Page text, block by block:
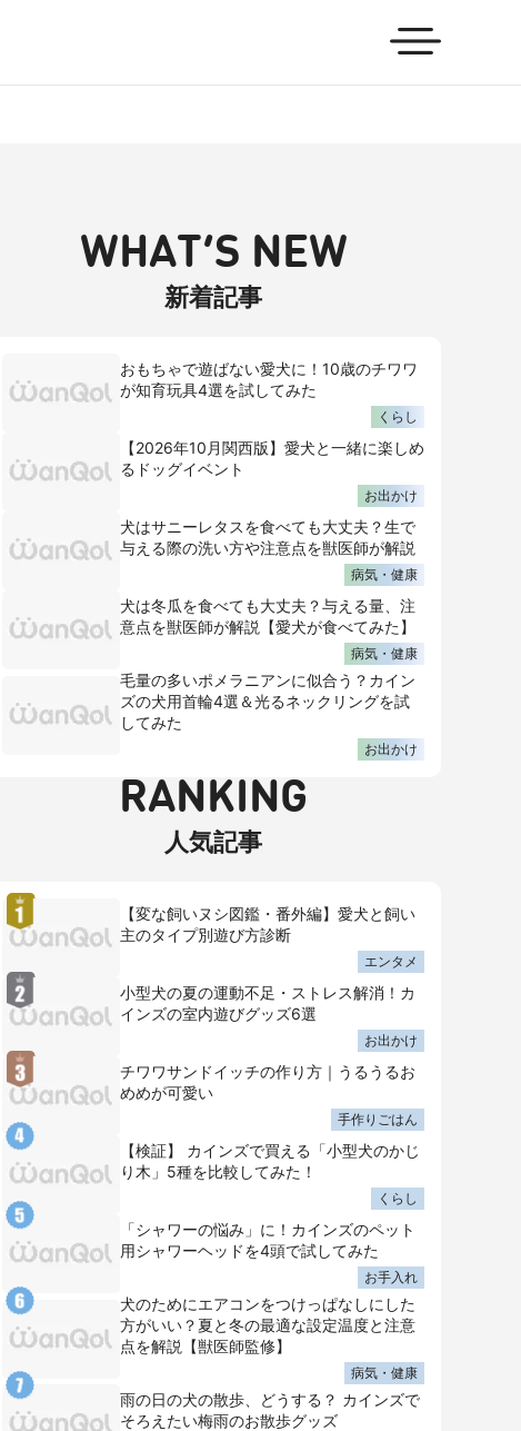
WHAT’S NEW
新着記事
おもちゃで遊ばない愛犬に！10歳のチワワ
が知育玩具4選を試してみた
くらし
【2026年10月関西版】愛犬と一緒に楽しめ
るドッグイベント
お出かけ
犬はサニーレタスを食べても大丈夫？生で
与える際の洗い方や注意点を獣医師が解説
病気・健康
犬は冬瓜を食べても大丈夫？与える量、注
意点を獣医師が解説【愛犬が食べてみた】
病気・健康
毛量の多いポメラニアンに似合う？カイン
ズの犬用首輪4選＆光るネックリングを試
してみた
お出かけ
RANKING
人気記事
【変な飼いヌシ図鑑・番外編】愛犬と飼い
主のタイプ別遊び方診断
エンタメ
小型犬の夏の運動不足・ストレス解消！カ
インズの室内遊びグッズ6選
お出かけ
チワワサンドイッチの作り方｜うるうるお
めめが可愛い
手作りごはん
【検証】 カインズで買える「小型犬のかじ
り木」5種を比較してみた！
くらし
「シャワーの悩み」に！カインズのペット
用シャワーヘッドを4頭で試してみた
お手入れ
犬のためにエアコンをつけっぱなしにした
方がいい？夏と冬の最適な設定温度と注意
点を解説【獣医師監修】
病気・健康
雨の日の犬の散歩、どうする？ カインズで
そろえたい梅雨のお散歩グッズ